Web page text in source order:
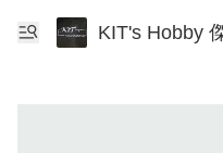
KIT's Hobby